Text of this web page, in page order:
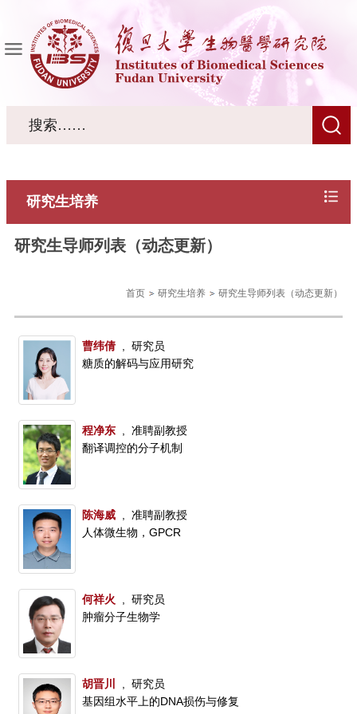
研究生培养
研究生导师列表（动态更新）
首页 研究生培养 研究生导师列表（动态更新）
曹纬倩, 研究员
糖质的解码与应用研究
程净东 , 准聘副教授
翻译调控的分子机制
陈海威 , 准聘副教授
人体微生物，GPCR
何祥火 , 研究员
肿瘤分子生物学
胡晋川
, 研究员
基因组水平上的DNA损伤与修复